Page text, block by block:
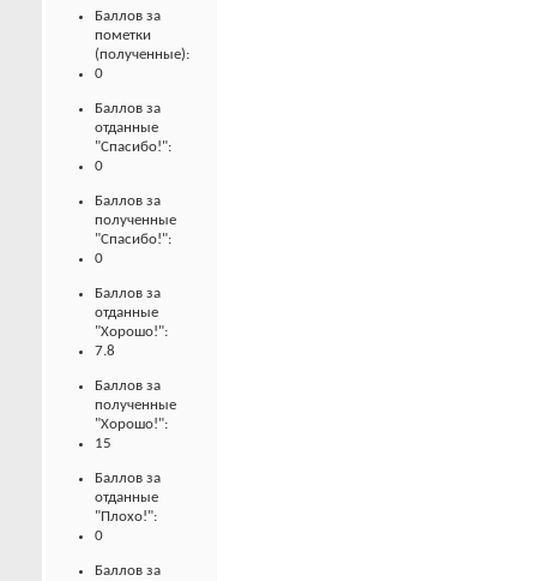
Баллов за
пометки
(полученные):
0
Баллов за
отданные
"Спасибо!":
0
Баллов за
полученные
"Спасибо!":
0
Баллов за
отданные
"Хорошо!":
7.8
Баллов за
полученные
"Хорошо!":
15
Баллов за
отданные
"Плохо!":
0
Баллов за